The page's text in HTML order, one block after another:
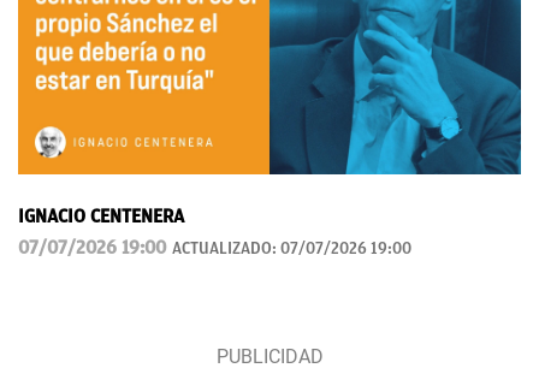
IGNACIO CENTENERA
07/07/2026 19:00 ACTUALIZADO: 07/07/2026 19:00